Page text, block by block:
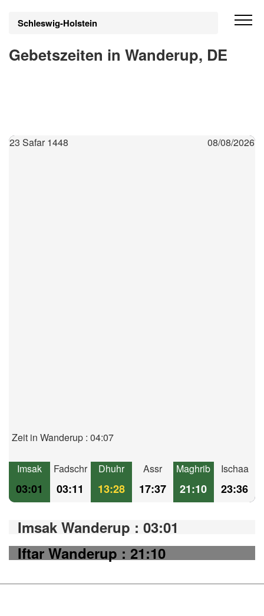
Schleswig-Holstein
Gebetszeiten in Wanderup, DE
23 Safar 1448 08/08/2026
Zeit in Wanderup : 04:07
Imsak
03:01
Fadschr
03:11
Dhuhr
13:28
Assr
17:37
Maghrib
21:10
Ischaa
23:36
Imsak Wanderup : 03:01
Iftar Wanderup : 21:10